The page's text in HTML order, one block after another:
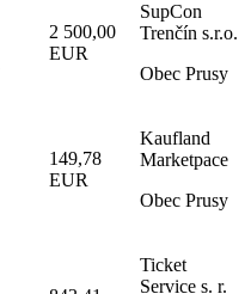
2 500,00
EUR
SupCon
Trenčín s.r.o.
Obec Prusy
149,78
EUR
Kaufland
Marketpace
Obec Prusy
Ticket
Service s. r.